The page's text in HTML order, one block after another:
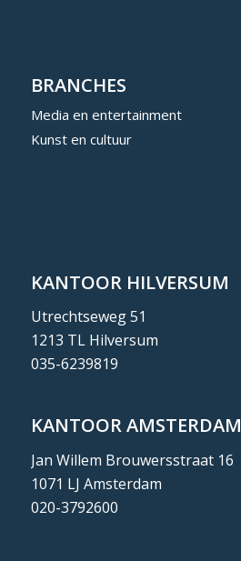
BRANCHES
Media en entertainment
Kunst en cultuur
KANTOOR HILVERSUM
Utrechtseweg 51
1213 TL Hilversum
035-6239819
KANTOOR AMSTERDAM
Jan Willem Brouwersstraat 16
1071 LJ Amsterdam
020-3792600